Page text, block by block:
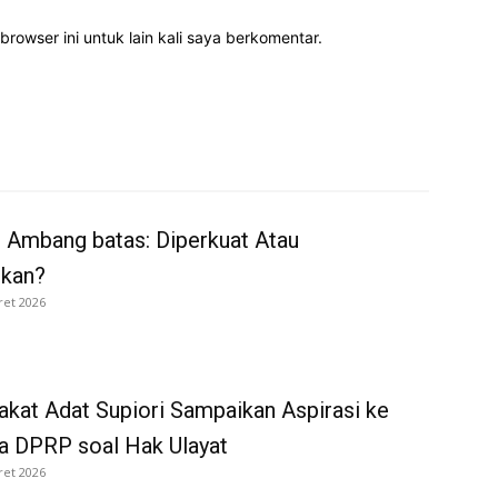
ini untuk lain kali saya berkomentar.
batas: Diperkuat Atau
2026
Adat Supiori Sampaikan Aspirasi ke
DPRP soal Hak Ulayat
2026